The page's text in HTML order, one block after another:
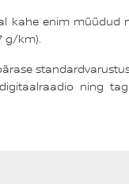
kahe enim müüdud
g/km).
ning